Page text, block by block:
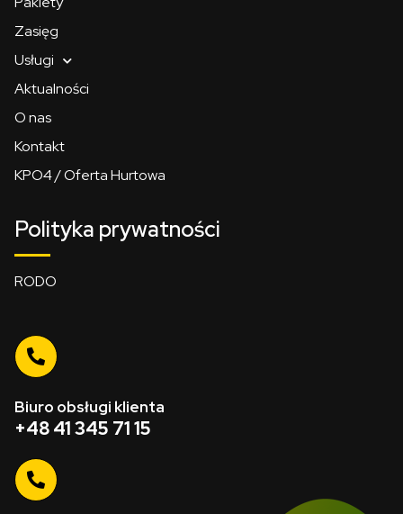
Zasięg
Usługi
Aktualności
O nas
Kontakt
KPO4 / Oferta Hurtowa
Polityka prywatności
RODO
Biuro obsługi klienta
+48 41 345 71 15